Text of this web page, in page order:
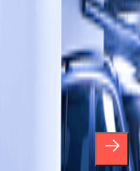
et
concours et
de confidentialité